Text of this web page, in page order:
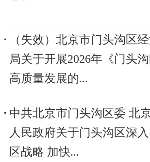
（失效）北京市门头沟区
局关于开展2026年《门头
高质量发展的...
中共北京市门头沟区委 北
人民政府关于门头沟区深
区战略 加快...